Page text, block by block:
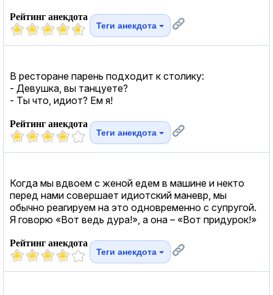
Рейтинг анекдота
Теги анекдота
В ресторане парень подходит к столику:
- Девушка, вы танцуете?
- Ты что, идиот? Ем я!
Рейтинг анекдота
Теги анекдота
Когда мы вдвоем с женой едем в машине и некто
перед нами совершает идиотский маневр, мы
обычно реагируем на это одновременно с супругой.
Я говорю «Вот ведь дура!», а она – «Вот придурок!»
Рейтинг анекдота
Теги анекдота